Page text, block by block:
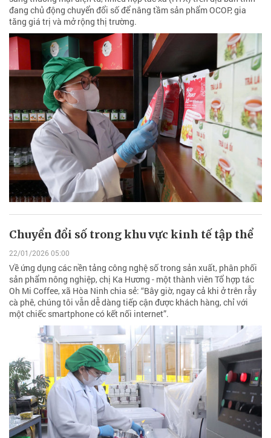
đang chủ động chuyển đổi số để nâng tầm sản phẩm OCOP, gia
tăng giá trị và mở rộng thị trường.
Chuyển đổi số trong khu vực kinh tế tập thể
22/01/2026 05:00
Về ứng dụng các nền tảng công nghệ số trong sản xuất, phân phối
sản phẩm nông nghiệp, chị Ka Hương - một thành viên Tổ hợp tác
Oh Mi Coffee, xã Hòa Ninh chia sẻ: “Bây giờ, ngay cả khi ở trên rẫy
cà phê, chúng tôi vẫn dễ dàng tiếp cận được khách hàng, chỉ với
một chiếc smartphone có kết nối internet”.